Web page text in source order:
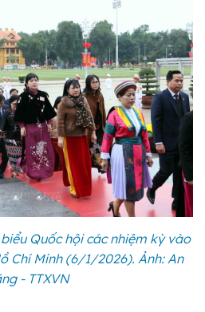
Quốc hội các nhiệm kỳ vào
Chí Minh (6/1/2026). Ảnh: An
- TTXVN